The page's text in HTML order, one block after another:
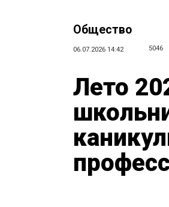
Общество
06.07.2026 14:42 5046
Лето